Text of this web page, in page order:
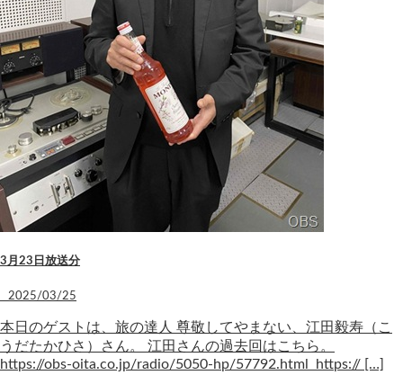
3月23日放送分
2025/03/25
本日のゲストは、旅の達人 尊敬してやまない、江田毅寿（こ
うだたかひさ）さん。 江田さんの過去回はこちら。
https://obs-oita.co.jp/radio/5050-hp/57792.html https:// […]